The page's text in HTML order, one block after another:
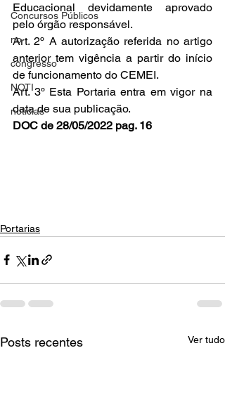
Concursos Públicos
no
congresso
NOTI
noticias
Educacional devidamente aprovado
pelo órgão responsável.
Art. 2º A autorização referida no artigo
anterior tem vigência a partir do início
de funcionamento do CEMEI.
Art. 3º Esta Portaria entra em vigor na
data de sua publicação.
DOC de 28/05/2022 pag. 16
Portarias
Posts recentes Ver tudo